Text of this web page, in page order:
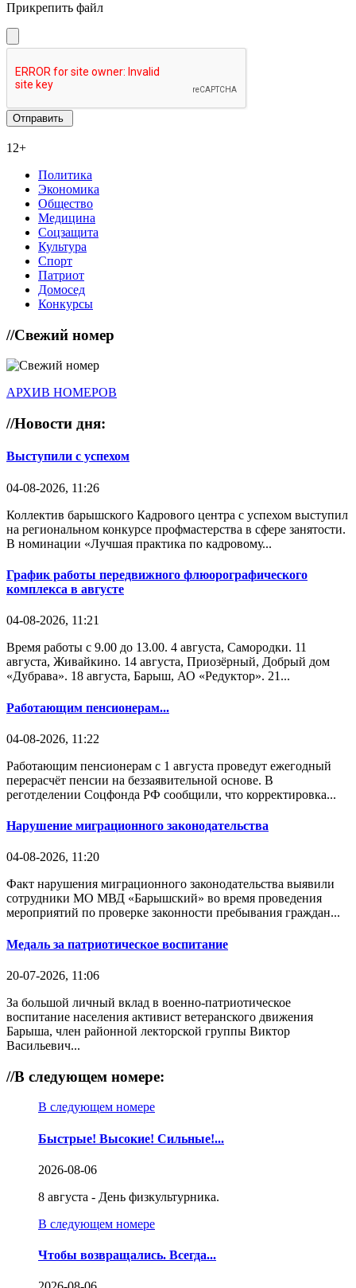
Прикрепить файл
12+
Политика
Экономика
Общество
Медицина
Соцзащита
Культура
Спорт
Патриот
Домосед
Конкурсы
//Свежий номер
АРХИВ НОМЕРОВ
//Новости дня:
Выступили с успехом
04-08-2026, 11:26
Коллектив барышского Кадрового центра с успехом выступил
на региональном конкурсе профмастерства в сфере занятости.
В номинации «Лучшая практика по кадровому...
График работы передвижного флюорографического
комплекса в августе
04-08-2026, 11:21
Время работы с 9.00 до 13.00. 4 августа, Самородки. 11
августа, Живайкино. 14 августа, Приозёрный, Добрый дом
«Дубрава». 18 августа, Барыш, АО «Редуктор». 21...
Работающим пенсионерам...
04-08-2026, 11:22
Работающим пенсионерам с 1 августа проведут ежегодный
перерасчёт пенсии на беззаявительной основе. В
реготделении Соцфонда РФ сообщили, что корректировка...
Нарушение миграционного законодательства
04-08-2026, 11:20
Факт нарушения миграционного законодательства выявили
сотрудники МО МВД «Барышский» во время проведения
мероприятий по проверке законности пребывания граждан...
Медаль за патриотическое воспитание
20-07-2026, 11:06
За большой личный вклад в военно-патриотическое
воспитание населения активист ветеранского движения
Барыша, член районной лекторской группы Виктор
Васильевич...
//В следующем номере:
В следующем номере
Быстрые! Высокие! Сильные!...
2026-08-06
8 августа - День физкультурника.
В следующем номере
Чтобы возвращались. Всегда...